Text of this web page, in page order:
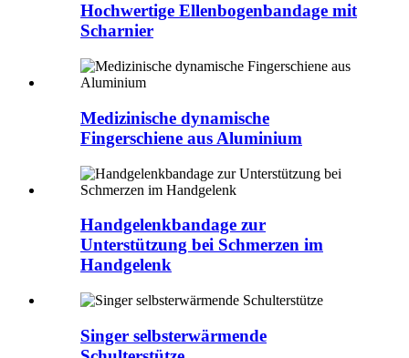
Hochwertige Ellenbogenbandage mit
Scharnier
Medizinische dynamische
Fingerschiene aus Aluminium
Handgelenkbandage zur
Unterstützung bei Schmerzen im
Handgelenk
Singer selbsterwärmende